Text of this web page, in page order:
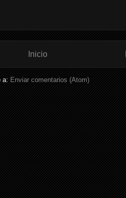
Inicio
a: Enviar comentarios (Atom)